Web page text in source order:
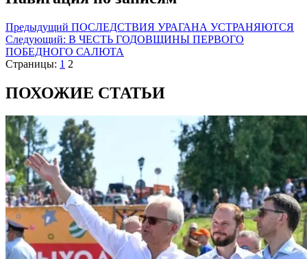
Предыдущий ПОСЛЕДСТВИЯ УРАГАНА УСТРАНЯЮТСЯ
Следующий: В ЧЕСТЬ ГОДОВЩИНЫ ПЕРВОГО
ПОБЕДНОГО САЛЮТА
Страницы: 1 2
ПОХОЖИЕ СТАТЬИ